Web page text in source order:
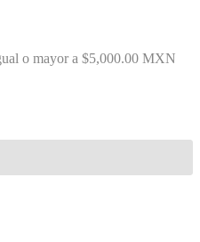
o mayor a $5,000.00 MXN